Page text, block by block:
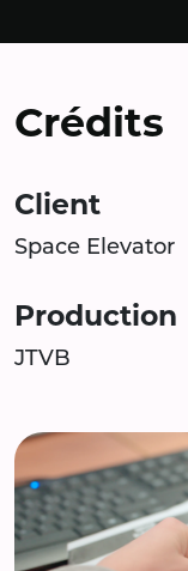
Crédits
Client
Space Elevator
Production
JTVB